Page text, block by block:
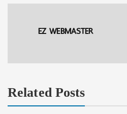
EZ WEBMASTER
Related Posts